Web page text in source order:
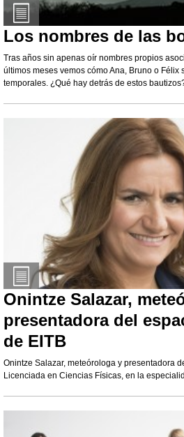
Los nombres de las
Tras años sin apenas oír nombres propios
últimos meses vemos cómo Ana, Bruno o
temporales. ¿Qué hay detrás de estos
Onintze Salazar,
presentadora del
de EITB
Onintze Salazar, meteórologa y presentadora
Licenciada en Ciencias Físicas, en la